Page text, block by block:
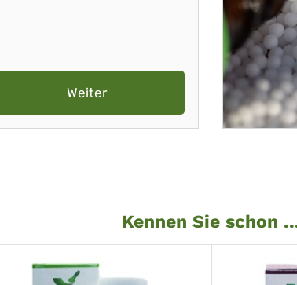
Weiter
Kennen Sie schon